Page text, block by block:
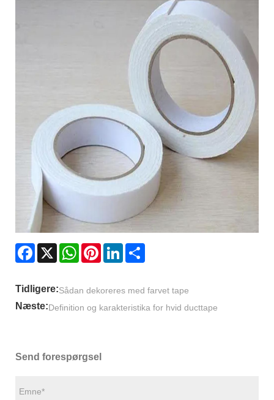
Facebook
X WhatsAppPinterestLinkedIn
Tidligere:Sådan dekoreres med farvet tape
Næste:Definition og karakteristika for hvid ducttape
Send forespørgsel